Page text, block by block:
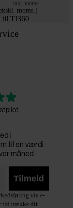
inkl. moms
moms.)
TI360
i
til en værdi
måned.
Tilmeld
via e-
tid trække dit